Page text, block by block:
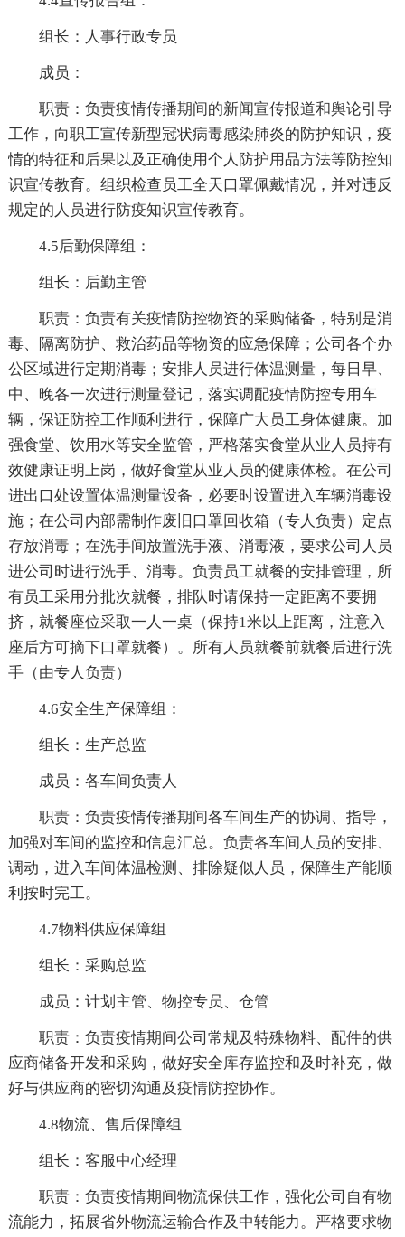
组长：人事行政专员
成员：
职责：负责疫情传播期间的新闻宣传报道和舆论引导
工作，向职工宣传新型冠状病毒感染肺炎的防护知识，疫
情的特征和后果以及正确使用个人防护用品方法等防控知
识宣传教育。组织检查员工全天口罩佩戴情况，并对违反
规定的人员进行防疫知识宣传教育。
4.5后勤保障组：
组长：后勤主管
职责：负责有关疫情防控物资的采购储备，特别是消
毒、隔离防护、救治药品等物资的应急保障；公司各个办
公区域进行定期消毒；安排人员进行体温测量，每日早、
中、晚各一次进行测量登记，落实调配疫情防控专用车
辆，保证防控工作顺利进行，保障广大员工身体健康。加
强食堂、饮用水等安全监管，严格落实食堂从业人员持有
效健康证明上岗，做好食堂从业人员的健康体检。在公司
进出口处设置体温测量设备，必要时设置进入车辆消毒设
施；在公司内部需制作废旧口罩回收箱（专人负责）定点
存放消毒；在洗手间放置洗手液、消毒液，要求公司人员
进公司时进行洗手、消毒。负责员工就餐的安排管理，所
有员工采用分批次就餐，排队时请保持一定距离不要拥
挤，就餐座位采取一人一桌（保持1米以上距离，注意入
座后方可摘下口罩就餐）。所有人员就餐前就餐后进行洗
手（由专人负责）
4.6安全生产保障组：
组长：生产总监
成员：各车间负责人
职责：负责疫情传播期间各车间生产的协调、指导，
加强对车间的监控和信息汇总。负责各车间人员的安排、
调动，进入车间体温检测、排除疑似人员，保障生产能顺
利按时完工。
4.7物料供应保障组
组长：采购总监
成员：计划主管、物控专员、仓管
职责：负责疫情期间公司常规及特殊物料、配件的供
应商储备开发和采购，做好安全库存监控和及时补充，做
好与供应商的密切沟通及疫情防控协作。
4.8物流、售后保障组
组长：客服中心经理
职责：负责疫情期间物流保供工作，强化公司自有物
流能力，拓展省外物流运输合作及中转能力。严格要求物